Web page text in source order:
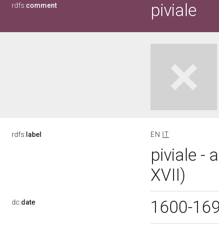
rdfs:comment piviale
rdfs: label EN IT
piviale -
XVII)
dc:date 1600-